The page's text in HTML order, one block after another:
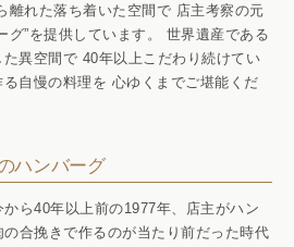
れた落ち着いた空間で 店主考察の元
”を提供しています。 世界遺産である
た異空間で 40年以上こだわり続けてい
自慢の料理を 心ゆくまでご堪能くだ
ハンバーグ
ら40年以上前の1977年、店主がハン
合挽きで作るのが当たり前だった時代